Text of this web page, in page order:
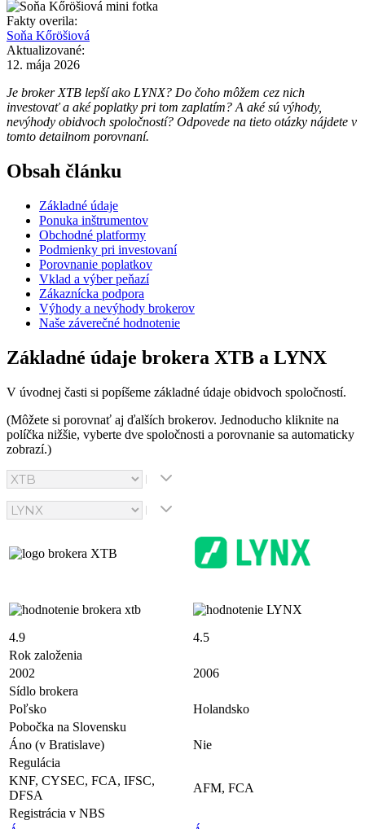
Fakty overila:
Soňa Kőröšiová
Aktualizované:
12. mája 2026
Je broker XTB lepší ako LYNX? Do čoho môžem cez nich
investovať a aké poplatky pri tom zaplatím? A aké sú výhody,
nevýhody obidvoch spoločností? Odpovede na tieto otázky nájdete v
tomto detailnom porovnaní.
Obsah článku
Základné údaje
Ponuka inštrumentov
Obchodné platformy
Podmienky pri investovaní
Porovnanie poplatkov
Vklad a výber peňazí
Zákaznícka podpora
Výhody a nevýhody brokerov
Naše záverečné hodnotenie
Základné údaje brokera XTB a LYNX
V úvodnej časti si popíšeme základné údaje obidvoch spoločností.
(Môžete si porovnať aj ďalších brokerov. Jednoducho kliknite na
políčka nižšie, vyberte dve spoločnosti a porovnanie sa automaticky
zobrazí.)
4.9
4.5
Rok založenia
2002
2006
Sídlo brokera
Poľsko
Holandsko
Pobočka na Slovensku
Áno (v Bratislave)
Nie
Regulácia
KNF, CYSEC, FCA, IFSC,
DFSA
AFM, FCA
Registrácia v NBS